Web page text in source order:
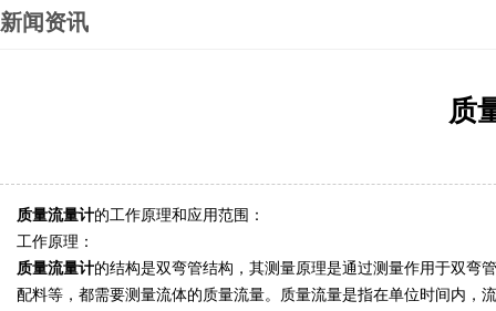
新闻资讯
质
质量流量计的工作原理和应用范围 ：
工作原理：
质量流量计的结构是双弯管结构，其测量原理是通过测量作用于双弯
配料等，都需要测量流体的质量流量。质量流量是指在单位时间内，